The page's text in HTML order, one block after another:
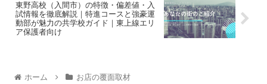
東野高校（入間市）の特徴・偏差値・入
試情報を徹底解説｜特進コースと強豪運
動部が魅力の共学校ガイド｜東上線エリ
ア保護者向け
ホーム お店の覆面取材